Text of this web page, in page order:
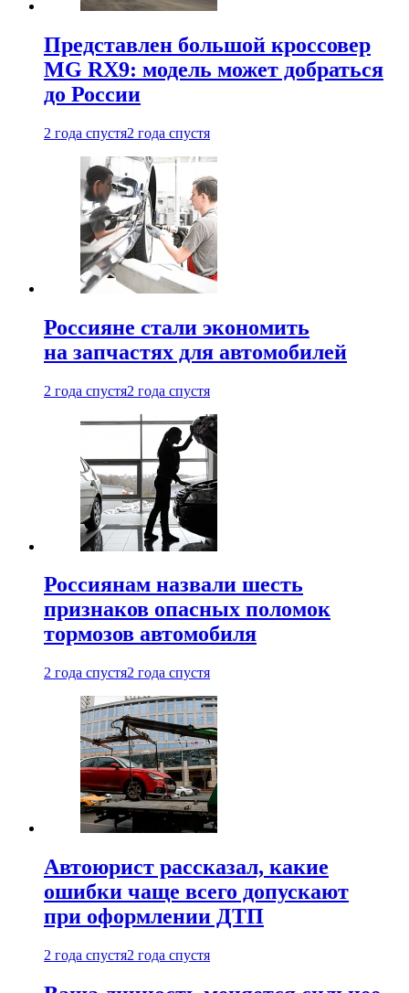
Представлен большой кроссовер
MG RX9: модель может добраться
до России
2 года спустя2 года спустя
Россияне стали экономить
на запчастях для автомобилей
2 года спустя2 года спустя
Россиянам назвали шесть
признаков опасных поломок
тормозов автомобиля
2 года спустя2 года спустя
Автоюрист рассказал, какие
ошибки чаще всего допускают
при оформлении ДТП
2 года спустя2 года спустя